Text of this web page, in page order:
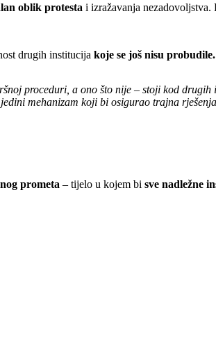
oblik protesta i izražavanja nezadovoljstva.
drugih institucija koje se još nisu probudile.
proceduri, a ono što nije – stoji kod
mehanizam koji bi osigurao trajna
prometa – tijelo u kojem bi sve nadležne